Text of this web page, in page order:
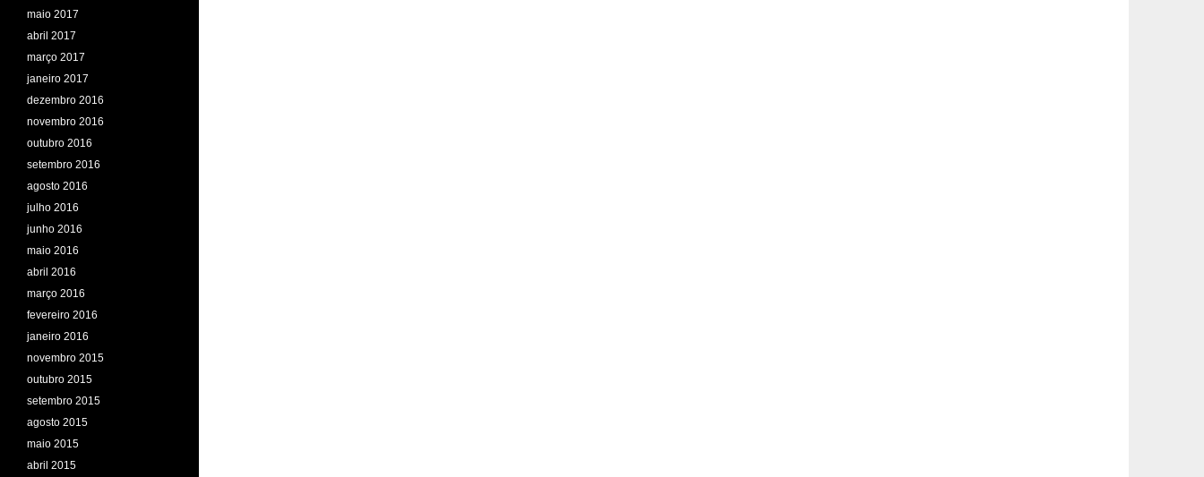
maio 2017
abril 2017
março 2017
janeiro 2017
dezembro 2016
novembro 2016
outubro 2016
setembro 2016
agosto 2016
julho 2016
junho 2016
maio 2016
abril 2016
março 2016
fevereiro 2016
janeiro 2016
novembro 2015
outubro 2015
setembro 2015
agosto 2015
maio 2015
abril 2015